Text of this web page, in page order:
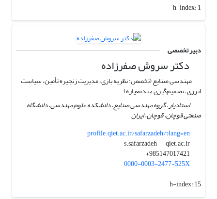
h-index:1
دبیر تخصصی
دکتر سروش صفرزاده
مهندسی صنایع (تخصص: نظریه بازی، مدیریت زنجیره تأمین، سیاست
انرژی، تصمیم‌گیری چندمعیاره)
استادیار، گروه مهندسی صنایع، دانشکده علوم مهندسی، دانشگاه
صنعتی قوچان، قوچان، ایران
profile.qiet.ac.ir/safarzadeh/?lang=en
s.safarzadeh
qiet.ac.ir
0000-0003-2477-525X
h-index:15